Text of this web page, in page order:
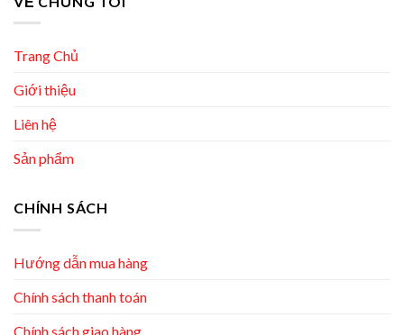
Trang Chủ
Giới thiệu
Liên hệ
Sản phẩm
CHÍNH SÁCH
Hướng dẫn mua hàng
Chính sách thanh toán
Chính sách giao hàng